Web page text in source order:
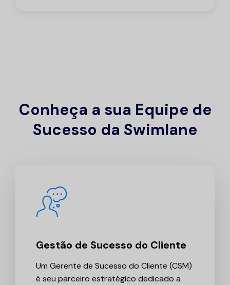
Conheça a sua Equipe de
Sucesso da Swimlane
Gestão de Sucesso do Cliente
Um Gerente de Sucesso do Cliente (CSM)
é seu parceiro estratégico dedicado a